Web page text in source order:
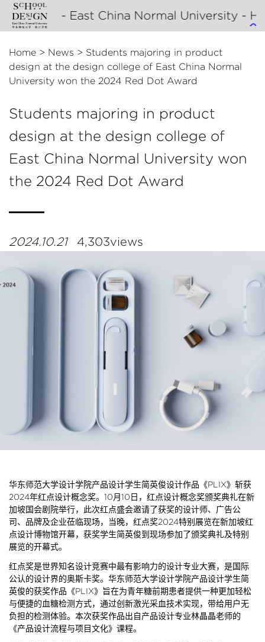
- East China Normal University -
Home > News > Students majoring in product
design at the design college of East China Normal
University won the 2024 Red Dot Award
Students majoring in product
design at the design college of
East China Normal University won
the 2024 Red Dot Award
2024.10.21 4,303views
华东师范大学设计学院产品设计学生简英俊设计作品《PLIX》斩获
2024年红点设计概念奖。10月10日，红点设计概念奖颁奖典礼在新
加坡国会剧院举行，此次红点盛会邀请了获奖的设计师、广告公
司、品牌及企业莅临现场，当晚，红点奖2024特别展览在新加坡红
点设计博物馆开幕，获奖学生简英俊到现场参加了颁奖典礼及特别
展览的开幕式。
红点奖是世界知名设计竞赛中最有影响力的设计专业大赛，是国际
公认的设计界的奥斯卡奖。华东师范大学设计学院产品设计学生简
英俊的获奖作品《PLIX》旨在为青年糖前期患者提供一种更加轻松
与便捷的血糖检测方式，通过创新激光采血技术实现，带给用户无
负担的检测体验。本次获奖作品出自产品设计专业林晶晶老师的
《产品设计流程与项目文化》课程。